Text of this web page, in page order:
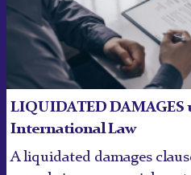
LIQUIDATED
International Law
A liquidated damages